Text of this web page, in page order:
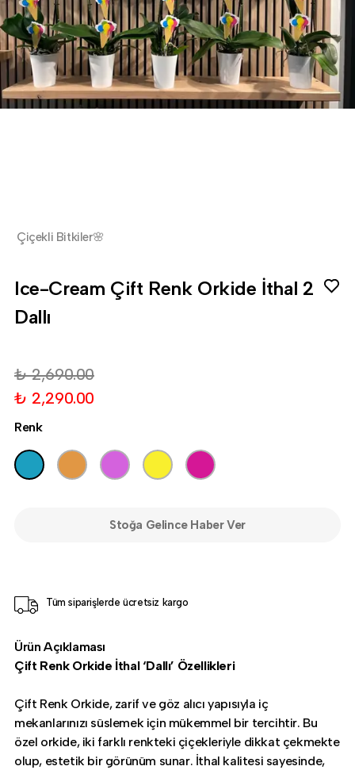
Çiçekli Bitkiler🌸
Ice-Cream Çift Renk Orkide İthal 2
Dallı
₺ 2,690.00
₺ 2,290.00
Renk
Stoğa Gelince Haber Ver
Tüm siparişlerde ücretsiz kargo
Ürün Açıklaması
Çift Renk Orkide İthal ‘Dallı’ Özellikleri
Çift Renk Orkide, zarif ve göz alıcı yapısıyla iç
mekanlarınızı süslemek için mükemmel bir tercihtir. Bu
özel orkide, iki farklı renkteki çiçekleriyle dikkat çekmekte
olup, estetik bir görünüm sunar. İthal kalitesi sayesinde,